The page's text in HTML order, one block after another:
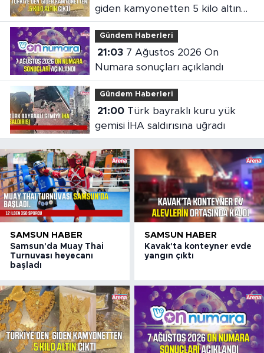
giden kamyonetten 5 kilo altın
çıktı
Gündem Haberleri
21:037 Ağustos 2026 On
Numara sonuçları açıklandı
Gündem Haberleri
21:00Türk bayraklı kuru yük
gemisi İHA saldırısına uğradı
SAMSUN HABER
Samsun'da Muay Thai
Turnuvası heyecanı
başladı
SAMSUN HABER
Kavak'ta konteyner evde
yangın çıktı